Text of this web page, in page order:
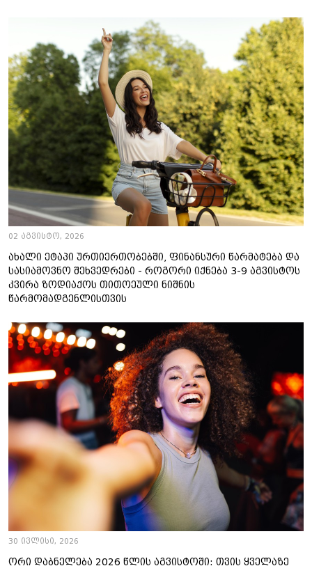
02 აგვისტო, 2026
ახალი ეტაპი ურთიერთობებში, ფინანსური წარმატება და
სასიამოვნო შეხვედრები - როგორი იქნება 3-9 აგვისტოს
კვირა ზოდიაქოს თითოეული ნიშნის
წარმომადგენლისთვის
30 ივლისი, 2026
ორი დაბნელება 2026 წლის აგვისტოში: თვის ყველაზე